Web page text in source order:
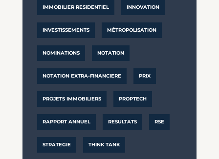
IMMOBILIER RESIDENTIEL INNOVATION
INVESTISSEMENTS MÉTROPOLISATION
NOMINATIONS NOTATION
NOTATION EXTRA-FINANCIERE PRIX
PROJETS IMMOBILIERS PROPTECH
RAPPORT ANNUEL RESULTATS RSE
STRATEGIE THINK TANK